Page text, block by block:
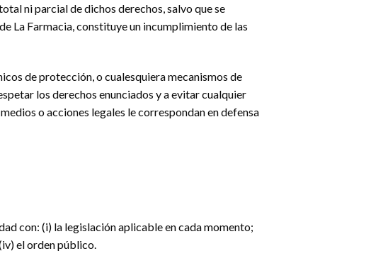
ni parcial de dichos derechos, salvo que se
La Farmacia, constituye un incumplimiento de las
de protección, o cualesquiera mecanismos de
los derechos enunciados y a evitar cualquier
o acciones legales le correspondan en defensa
con: (i) la legislación aplicable en cada momento;
el orden público.